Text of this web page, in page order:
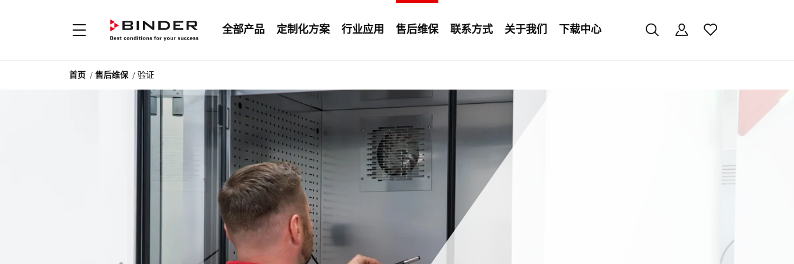
全部产品 定制化方案 行业应用 售后维保 联系方式 关于我们 下载中心
首页 售后维保 验证